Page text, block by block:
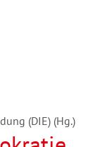
(DIE) (Hg.)